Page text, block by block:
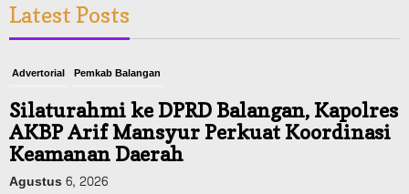
Latest Posts
Advertorial Pemkab Balangan
Silaturahmi ke DPRD Balangan, Kapolres
AKBP Arif Mansyur Perkuat Koordinasi
Keamanan Daerah
Agustus 6, 2026